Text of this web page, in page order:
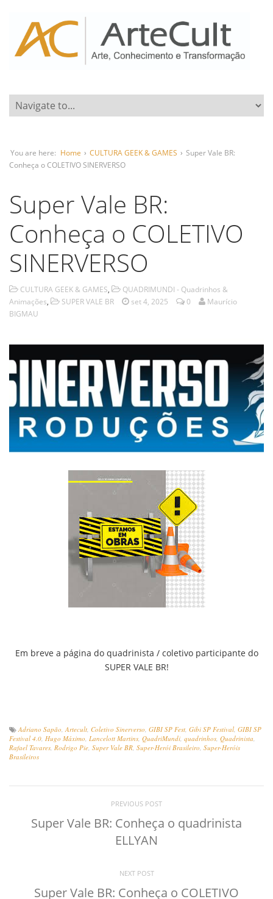
You are here: Home › CULTURA GEEK & GAMES › Super Vale BR:
Conheça o COLETIVO SINERVERSO
Super Vale BR:
Conheça o COLETIVO
SINERVERSO
CULTURA GEEK & GAMES,
QUADRIMUNDI - Quadrinhos &
Animações, SUPER VALE BR set 4, 2025 0
Maurício
BIGMAU
Em breve a página do quadrinista / coletivo participante do
SUPER VALE BR!
Adriano Sapão Artecult Coletivo Sinerverso GIBI SP Fest Gibi SP Festival GIBI SP
Festival 4.0 Hugo Máximo Lancelott Martins QuadriMundi quadrinhos Quadrinista
Rafael Tavares Rodrigo Pie Super Vale BR Super-Herói Brasileiro Super-Heróis
Brasileiros
PREVIOUS POST
Super Vale BR: Conheça o quadrinista
ELLYAN
NEXT POST
Super Vale BR: Conheça o COLETIVO